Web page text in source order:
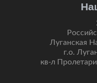
Луганская
г.о.
кв-л